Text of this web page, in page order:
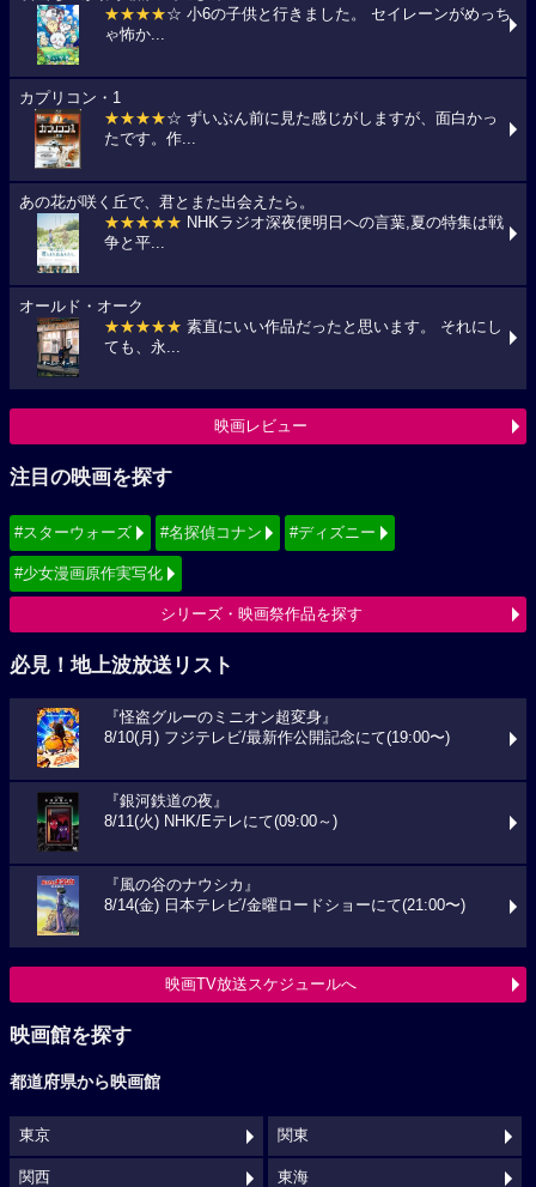
★★★★☆ 小6の子供と行きました。 セイレーンがめっち
ゃ怖か...
カプリコン・1
★★★★☆ ずいぶん前に見た感じがしますが、面白かっ
たです。作...
あの花が咲く丘で、君とまた出会えたら。
★★★★★ NHKラジオ深夜便明日への言葉,夏の特集は戦
争と平...
オールド・オーク
★★★★★ 素直にいい作品だったと思います。 それにし
ても、永...
映画レビュー
注目の映画を探す
#スターウォーズ #名探偵コナン #ディズニー
#少女漫画原作実写化
シリーズ・映画祭作品を探す
必見！地上波放送リスト
『怪盗グルーのミニオン超変身』
8/10(月) フジテレビ/最新作公開記念にて(19:00〜)
『銀河鉄道の夜』
8/11(火) NHK/Eテレにて(09:00～)
『風の谷のナウシカ』
8/14(金) 日本テレビ/金曜ロードショーにて(21:00〜)
映画TV放送スケジュールへ
映画館を探す
都道府県から映画館
東京 関東
関西 東海